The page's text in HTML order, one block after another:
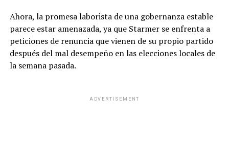
Ahora, la promesa laborista de una gobernanza estable
parece estar amenazada, ya que Starmer se enfrenta a
peticiones de renuncia que vienen de su propio partido
después del mal desempeño en las elecciones locales de
la semana pasada.
ADVERTISEMENT